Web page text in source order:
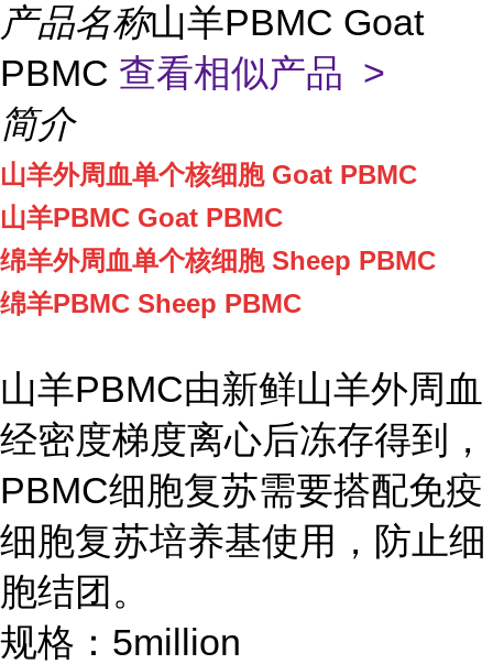
产品名称山羊PBMC Goat
PBMC 查看相似产品 >
简介
山羊外周血单个核细胞 Goat PBMC
山羊PBMC Goat PBMC
绵羊外周血单个核细胞 Sheep PBMC
绵羊PBMC Sheep PBMC
山羊PBMC由新鲜山羊外周血
经密度梯度离心后冻存得到，
PBMC细胞复苏需要搭配免疫
细胞复苏培养基使用，防止细
胞结团。
规格：5million